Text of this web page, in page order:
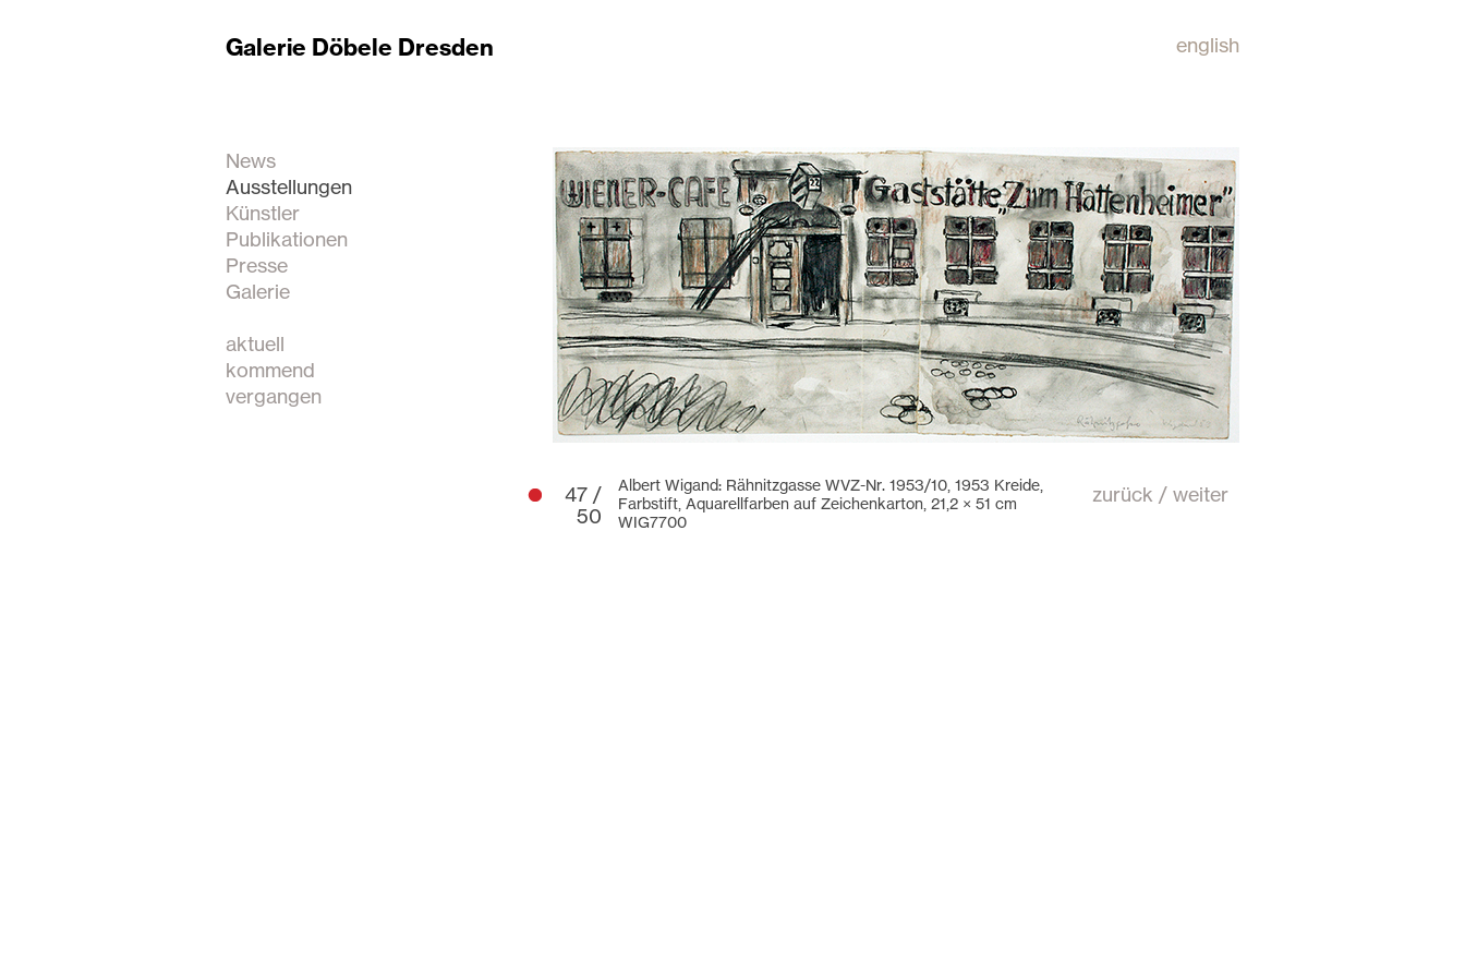
Galerie Döbele Dresden english
News
Ausstellungen
Künstler
Publikationen
Presse
Galerie
aktuell
kommend
vergangen
47 /
50
Albert Wigand: Rähnitzgasse WVZ-Nr. 1953/10, 1953 Kreide,
Farbstift, Aquarellfarben auf Zeichenkarton, 21,2 × 51 cm
WIG7700
zurück / weiter